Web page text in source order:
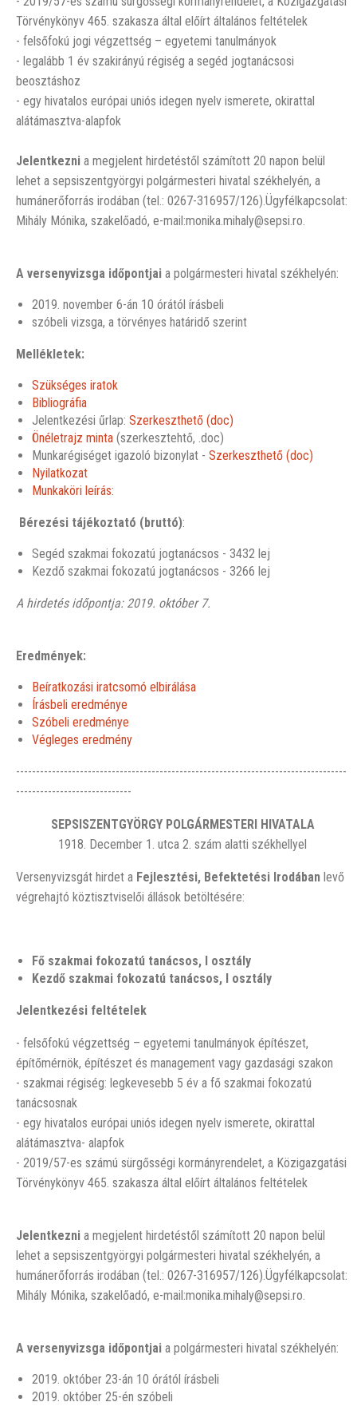
Törvénykönyv 465. szakasza által előírt általános feltételek
- felsőfokú jogi végzettség – egyetemi tanulmányok
- legalább 1 év szakirányú régiség a segéd jogtanácsosi
beosztáshoz
- egy hivatalos európai uniós idegen nyelv ismerete, okirattal
alátámasztva-alapfok
Jelentkezni a megjelent hirdetéstől számított 20 napon belül
lehet a sepsiszentgyörgyi polgármesteri hivatal székhelyén, a
humánerőforrás irodában (tel.: 0267-316957/126).Ügyfélkapcsolat:
Mihály Mónika, szakelőadó, e-mail:monika.mihaly@sepsi.ro.
A versenyvizsga időpontjai a polgármesteri hivatal székhelyén:
2019. november 6-án 10 órától írásbeli
szóbeli vizsga, a törvényes határidő szerint
Mellékletek:
Szükséges iratok
Bibliográfia
Jelentkezési űrlap: Szerkeszthető (doc)
Önéletrajz minta (szerkesztehtő, .doc)
Munkarégiséget igazoló bizonylat - Szerkeszthető (doc)
Nyilatkozat
Munkaköri leírás:
Bérezési tájékoztató (bruttó):
Segéd szakmai fokozatú jogtanácsos - 3432 lej
Kezdő szakmai fokozatú jogtanácsos - 3266 lej
A hirdetés időpontja: 2019. október 7.
Eredmények:
Beíratkozási iratcsomó elbirálása
Írásbeli eredménye
Szóbeli eredménye
Végleges eredmény
-----------------------------------------------------------------------------------
-----------------------------
SEPSISZENTGYÖRGY POLGÁRMESTERI HIVATALA
1918. December 1. utca 2. szám alatti székhellyel
Versenyvizsgát hirdet a Fejlesztési, Befektetési Irodában levő
végrehajtó köztisztviselői állások betöltésére:
Fő szakmai fokozatú tanácsos, I osztály
Kezdő szakmai fokozatú tanácsos, I osztály
Jelentkezési feltételek
- felsőfokú végzettség – egyetemi tanulmányok építészet,
építőmérnök, építészet és management vagy gazdasági szakon
- szakmai régiség: legkevesebb 5 év a fő szakmai fokozatú
tanácsosnak
- egy hivatalos európai uniós idegen nyelv ismerete, okirattal
alátámasztva- alapfok
- 2019/57-es számú sürgősségi kormányrendelet, a Közigazgatási
Törvénykönyv 465. szakasza által előírt általános feltételek
Jelentkezni a megjelent hirdetéstől számított 20 napon belül
lehet a sepsiszentgyörgyi polgármesteri hivatal székhelyén, a
humánerőforrás irodában (tel.: 0267-316957/126).Ügyfélkapcsolat:
Mihály Mónika, szakelőadó, e-mail:monika.mihaly@sepsi.ro.
A versenyvizsga időpontjai a polgármesteri hivatal székhelyén:
2019. október 23-án 10 órától írásbeli
2019. október 25-én szóbeli